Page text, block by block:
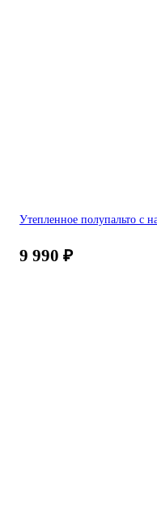
Утепленное полупальто с
9 990 ₽